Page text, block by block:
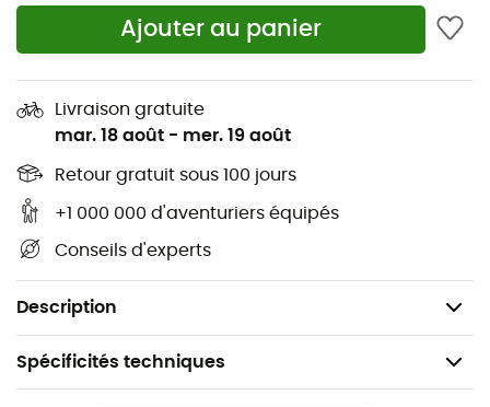
Ajouter au panier
Livraison gratuite
mar. 18 août - mer. 19 août
Retour gratuit sous 100 jours
+1 000 000 d'aventuriers équipés
Conseils d'experts
Description
mouvement
polyvalent, sur ou sous le maillot
Boucles dissimulées rapides d’accès pour un
ajustement facile et sécurisé
Spécificités techniques